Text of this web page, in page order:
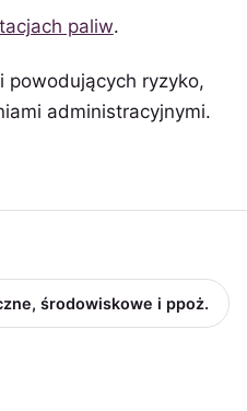
paliw.
powodujących ryzyko,
administracyjnymi.
środowiskowe i ppoż.